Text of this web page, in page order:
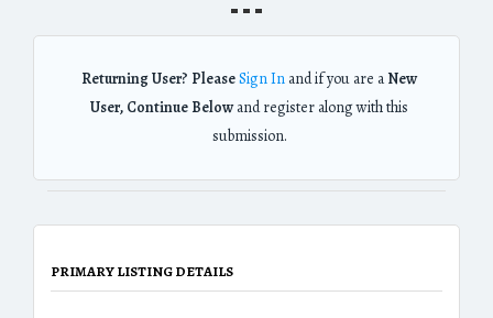
Returning User? PleaseSign In and if you are a New
User, Continue Belowand register along with this
submission.
PRIMARY LISTING DETAILS